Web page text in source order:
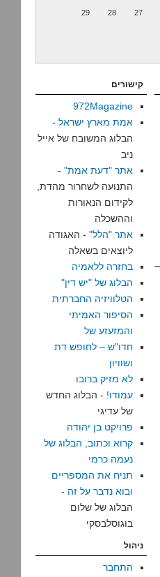
27
28
29
קישורים
972Magazine
אמת מארץ ישראל -
הבלוג המשובח של אייל
ניב
אתר "דעת אמת" -
התנועה לשחרור מהדת,
לקידום הנאורות
וההשכלה
אתר "הלל" - האגודה
ליוצאים בשאלה
בחזרה ללאמיה
הבלוג של "יש דין"
הטלוויזיה החברתית
הסיפור האמיתי
והמזעזע של
חדו"ש – לחופש דת
ושוויון
לא מזיק ברובו
עמודו! - הבלוג החדש
של עדיגי
פרויקט בן יהודה
קרוא וכתוב, הבלוג של
נעמה כרמי
תניח את המספריים
ובוא נדבר על זה -
הבלוג של שלום
בוגוסלבסקי
ניהול
התחבר